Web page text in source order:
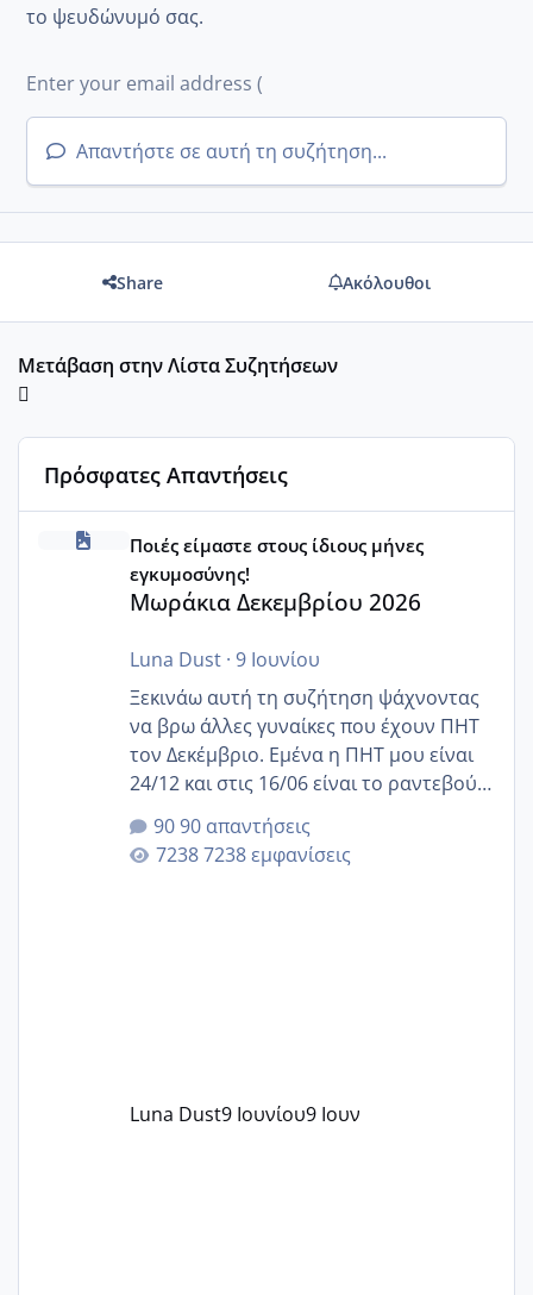
το ψευδώνυμό σας.
Απαντήστε σε αυτή τη συζήτηση...
Share Ακόλουθοι
Μετάβαση στην Λίστα Συζητήσεων
Πρόσφατες Απαντήσεις
Μωράκια Δεκεμβρίου 2026
Ποιές είμαστε στους ίδιους μήνες
εγκυμοσύνης!
Μωράκια Δεκεμβρίου 2026
Luna Dust· 9 Ιουνίου
Ξεκινάω αυτή τη συζήτηση ψάχνοντας
να βρω άλλες γυναίκες που έχουν ΠΗΤ
τον Δεκέμβριο. Εμένα η ΠΗΤ μου είναι
24/12 και στις 16/06 είναι το ραντεβού
της αυχενικής διαφάνειας. Έχω αρκετό
άγχος και οι μέρες δεν φαίνεται να
περνάνε με τίποτα.
90 απαντήσεις
7238 εμφανίσεις
Luna Dust9 Ιουνίου9 Ιουν